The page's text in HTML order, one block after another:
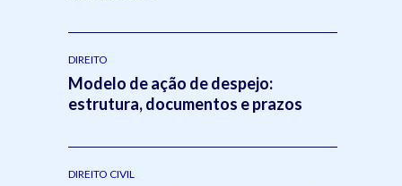
DIREITO
Modelo de ação de despejo:
estrutura, documentos e prazos
DIREITO CIVIL